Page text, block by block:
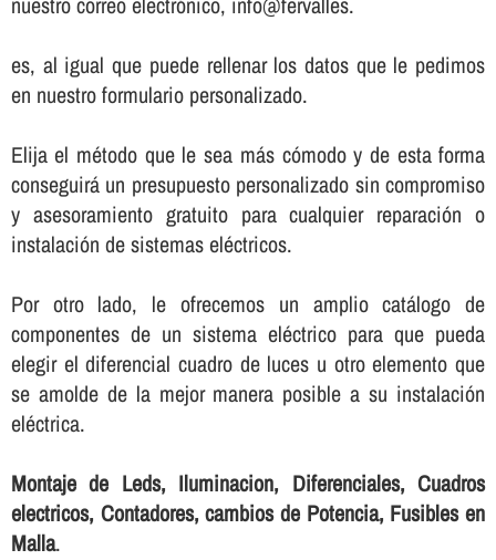
es, al igual que puede rellenar los datos que le pedimos
en nuestro formulario personalizado.
Elija el método que le sea más cómodo y de esta forma
conseguirá un presupuesto personalizado sin compromiso
y asesoramiento gratuito para cualquier reparación o
instalación de sistemas eléctricos.
Por otro lado, le ofrecemos un amplio catálogo de
componentes de un sistema eléctrico para que pueda
elegir el diferencial cuadro de luces u otro elemento que
se amolde de la mejor manera posible a su instalación
eléctrica.
Montaje de Leds, Iluminacion, Diferenciales, Cuadros
electricos, Contadores, cambios de Potencia, Fusibles en
Malla.